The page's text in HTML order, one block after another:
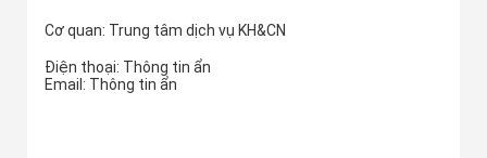
Cơ quan: Trung tâm dịch vụ KH&CN
Điện thoại: Thông tin ẩn
Email: Thông tin ẩn